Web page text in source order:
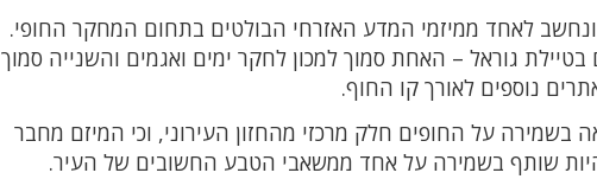
לאחד ממיזמי המדע האזרחי הבולטים בתחום המחקר החופי.
גוראל – האחת סמוך למכון לחקר ימים ואגמים והשנייה סמוך
נוספים לאורך קו החוף.
בשמירה על החופים חלק מרכזי מהחזון העירוני, וכי המיזם מחבר
שותף בשמירה על אחד ממשאבי הטבע החשובים של העיר.